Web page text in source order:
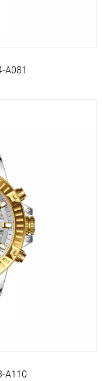
A081
A110